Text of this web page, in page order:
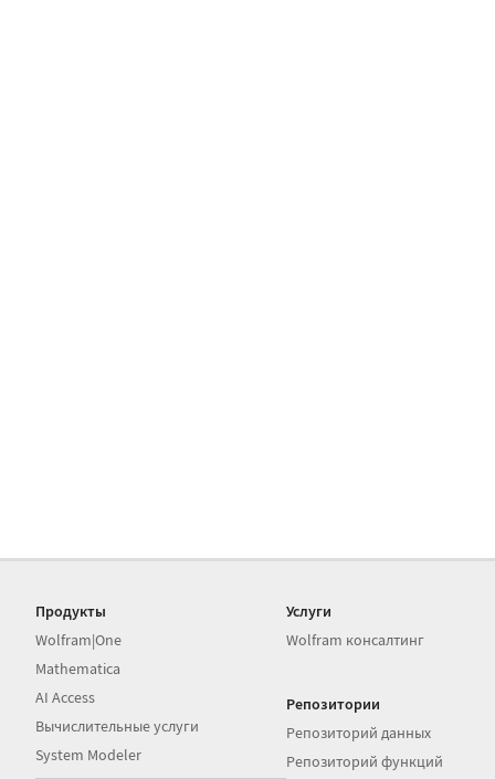
Продукты
Wolfram|One
Mathematica
AI Access
Вычислительные услуги
System Modeler
Услуги
Wolfram консалтинг
Репозитории
Репозиторий данных
Репозиторий функций